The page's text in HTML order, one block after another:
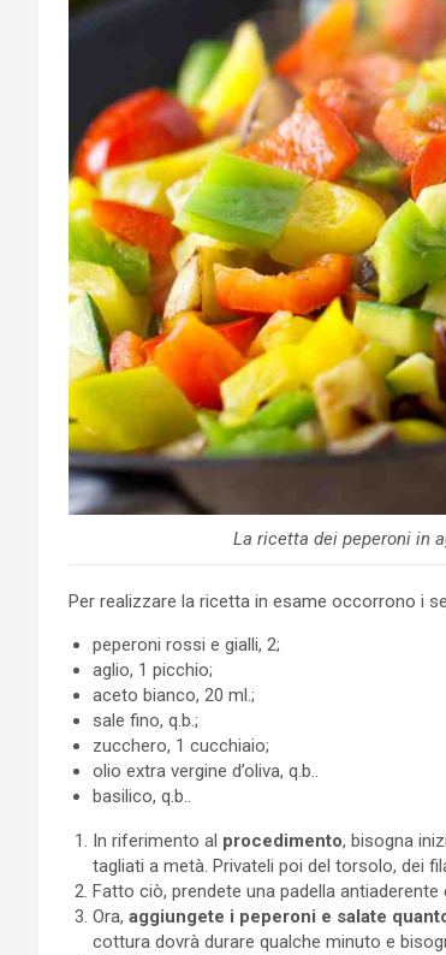
La ricetta dei peperoni in
Per realizzare la ricetta in esame occorrono i
peperoni rossi e gialli, 2;
aglio, 1 picchio;
aceto bianco, 20 ml.;
sale fino, q.b.;
zucchero, 1 cucchiaio;
olio extra vergine d’oliva, q.b..
basilico, q.b..
In riferimento al procedimento, bisogna
tagliati a metà. Privateli poi del torsolo, dei
Fatto ciò, prendete una padella antiaderente
Ora, aggiungete i peperoni e salate
cottura dovrà durare qualche minuto e